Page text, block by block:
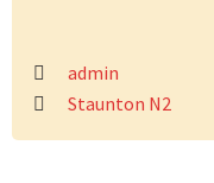
admin
Staunton N2